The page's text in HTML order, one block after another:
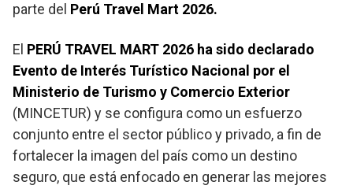
parte del Perú Travel Mart 2026.
El PERÚ TRAVEL MART 2026 ha sido declarado
Evento de Interés Turístico Nacional por el
Ministerio de Turismo y Comercio Exterior
(MINCETUR) y se configura como un esfuerzo
conjunto entre el sector público y privado, a fin de
fortalecer la imagen del país como un destino
seguro, que está enfocado en generar las mejores